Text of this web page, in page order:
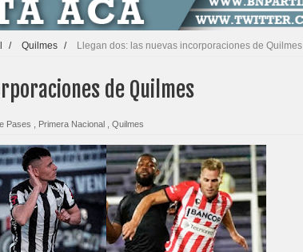
/ Quilmes / Llegan dos: las nuevas incorporaciones de Quilmes
de Quilmes
Pases Primera Nacional Quilmes